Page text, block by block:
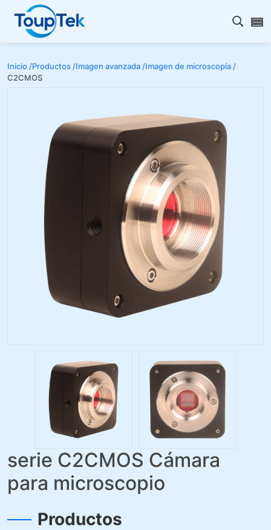
Abrir
Inicio /Productos /Imagen avanzada /Imagen de microscopía /
C2CMOS
serie C2CMOS Cámara
para microscopio
Productos